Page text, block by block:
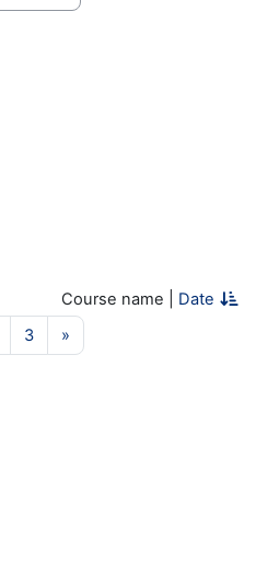
Course name
Date
Page 2
3Page 3
»